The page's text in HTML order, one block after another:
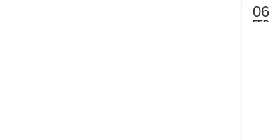
06
FEB